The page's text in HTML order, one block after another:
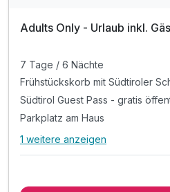
Adults Only - Urlaub inkl.
7 Tage / 6 Nächte
Parkplatz am Haus
Alle Inklusivleistungen
1 weitere anzeigen